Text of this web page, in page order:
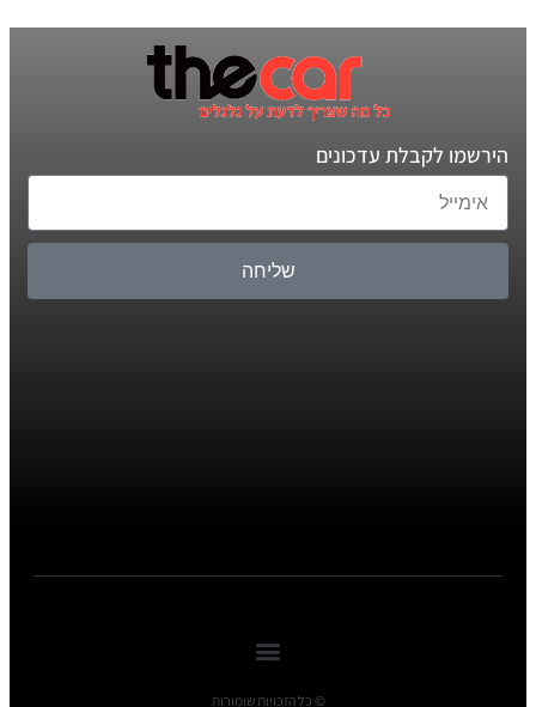
הירשמו לקבלת עדכונים
שליחה
© כל הזכויות שומורות